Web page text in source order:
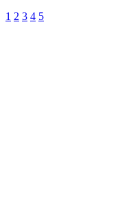
1 2 3 4 5